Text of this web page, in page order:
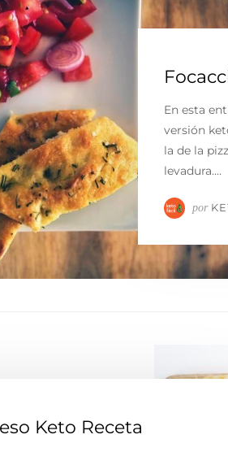
En esta
versión
la de la
levadura.…
por
Keto Receta